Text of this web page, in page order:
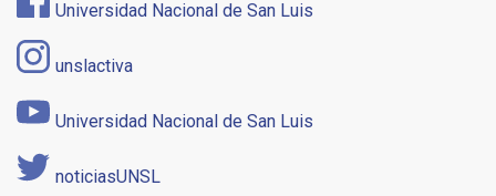
Universidad Nacional de San Luis
unslactiva
Universidad Nacional de San Luis
noticiasUNSL